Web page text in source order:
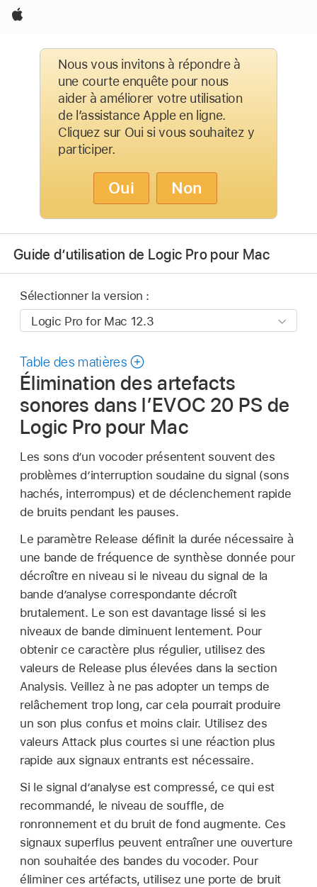
Apple
Nous vous invitons à répondre à
une courte enquête pour nous
aider à améliorer votre utilisation
de l’assistance Apple en ligne.
Cliquez sur Oui si vous souhaitez y
participer.
Oui Non
Guide d’utilisation de Logic Pro pour Mac
Sélectionner la version :
Table des matières
Élimination des artefacts
sonores dans l’EVOC 20 PS de
Logic Pro pour Mac
Les sons d’un vocoder présentent souvent des
problèmes d’interruption soudaine du signal (sons
hachés, interrompus) et de déclenchement rapide
de bruits pendant les pauses.
Le paramètre Release définit la durée nécessaire à
une bande de fréquence de synthèse donnée pour
décroître en niveau si le niveau du signal de la
bande d’analyse correspondante décroît
brutalement. Le son est davantage lissé si les
niveaux de bande diminuent lentement. Pour
obtenir ce caractère plus régulier, utilisez des
valeurs de Release plus élevées dans la section
Analysis. Veillez à ne pas adopter un temps de
relâchement trop long, car cela pourrait produire
un son plus confus et moins clair. Utilisez des
valeurs Attack plus courtes si une réaction plus
rapide aux signaux entrants est nécessaire.
Si le signal d’analyse est compressé, ce qui est
recommandé, le niveau de souffle, de
ronronnement et du bruit de fond augmente. Ces
signaux superflus peuvent entraîner une ouverture
non souhaitée des bandes du vocoder. Pour
éliminer ces artéfacts, utilisez une porte de bruit